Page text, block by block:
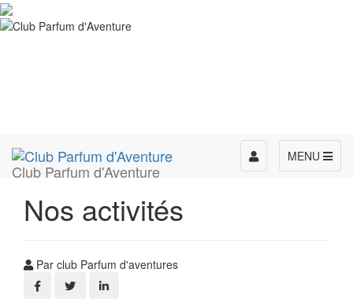
Club Parfum d'Aventure
MENU
Toggle
navigation
Nos activités
Par club Parfum d'aventures